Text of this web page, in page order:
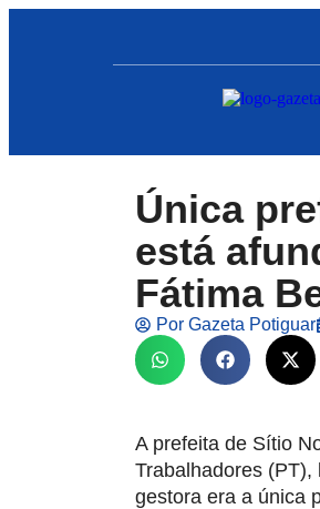
Única
está
Fátima
Por Gazeta Potiguar
A prefeita de Sítio
Trabalhadores
gestora era a única